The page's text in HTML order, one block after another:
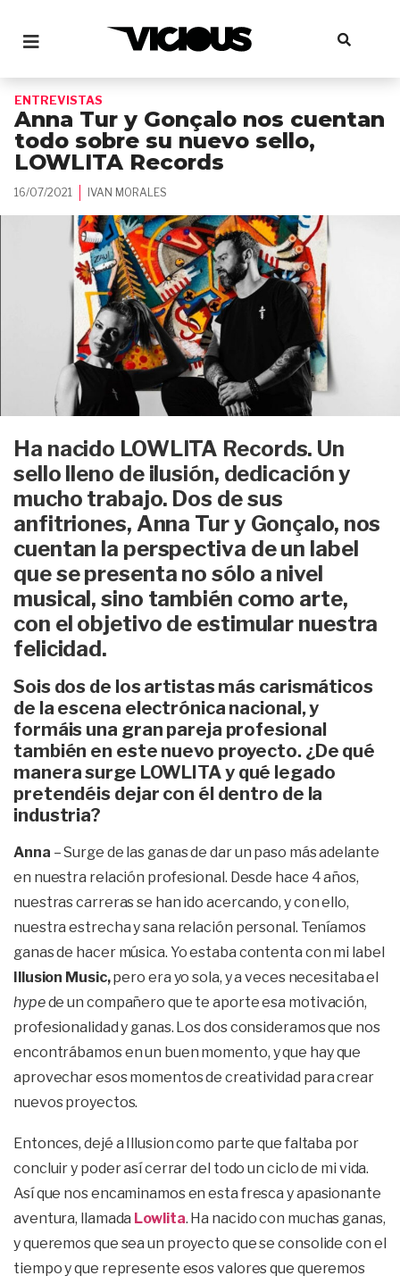
ENTREVISTAS
Anna Tur y Gonçalo nos cuentan
todo sobre su nuevo sello,
LOWLITA Records
16/07/2021 IVAN MORALES
Ha nacido LOWLITA Records. Un
sello lleno de ilusión, dedicación y
mucho trabajo. Dos de sus
anfitriones, Anna Tur y Gonçalo, nos
cuentan la perspectiva de un label
que se presenta no sólo a nivel
musical, sino también como arte,
con el objetivo de estimular nuestra
felicidad.
Sois dos de los artistas más carismáticos
de la escena electrónica nacional, y
formáis una gran pareja profesional
también en este nuevo proyecto. ¿De qué
manera surge LOWLITA y qué legado
pretendéis dejar con él dentro de la
industria?
Anna – Surge de las ganas de dar un paso más adelante
en nuestra relación profesional. Desde hace 4 años,
nuestras carreras se han ido acercando, y con ello,
nuestra estrecha y sana relación personal. Teníamos
ganas de hacer música. Yo estaba contenta con mi label
Illusion Music,pero era yo sola, y a veces necesitaba el
hypede un compañero que te aporte esa motivación,
profesionalidad y ganas. Los dos consideramos que nos
encontrábamos en un buen momento, y que hay que
aprovechar esos momentos de creatividad para crear
nuevos proyectos.
Entonces, dejé a Illusion como parte que faltaba por
concluir y poder así cerrar del todo un ciclo de mi vida.
Así que nos encaminamos en esta fresca y apasionante
aventura, llamada Lowlita. Ha nacido con muchas ganas,
y queremos que sea un proyecto que se consolide con el
tiempo y que represente esos valores que queremos